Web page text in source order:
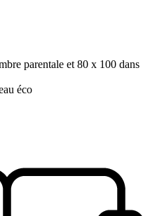
parentale et 80 x 100 dans
éco